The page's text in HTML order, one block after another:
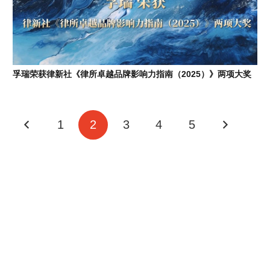
孚瑞荣获律新社《律所卓越品牌影响力指南（2025）》两项大奖
1 2 3 4 5